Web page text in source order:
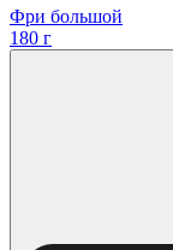
Фри большой
180 г